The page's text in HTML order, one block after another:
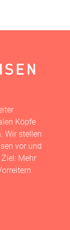
Köpfe
Wir stellen
vor und
Mehr